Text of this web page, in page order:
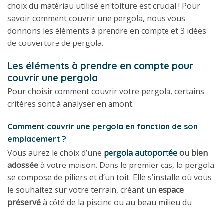
choix du matériau utilisé en toiture est crucial ! Pour
savoir comment couvrir une pergola, nous vous
donnons les éléments à prendre en compte et 3 idées
de couverture de pergola.
Les éléments à prendre en compte pour
couvrir une pergola
Pour choisir comment couvrir votre pergola, certains
critères sont à analyser en amont.
Comment couvrir une pergola en fonction de son
emplacement ?
Vous aurez le choix d’une pergola autoportéeou bien
adosséeà votre maison. Dans le premier cas, la pergola
se compose de piliers et d’un toit. Elle s’installe où vous
le souhaitez sur votre terrain, créant un espace
préservéà côté de la piscine ou au beau milieu du